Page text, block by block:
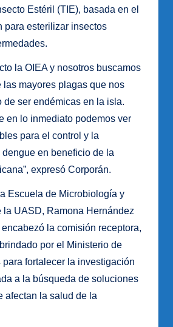
Estéril (TIE), basada en el
para esterilizar insectos
la OIEA y nosotros buscamos
las mayores plagas que nos
de ser endémicas en la isla.
en lo inmediato podemos ver
para el control y la
en beneficio de la
expresó Corporán.
Escuela de Microbiología y
la UASD, Ramona Hernández
la comisión receptora,
por el Ministerio de
para fortalecer la investigación
a la búsqueda de soluciones
afectan la salud de la